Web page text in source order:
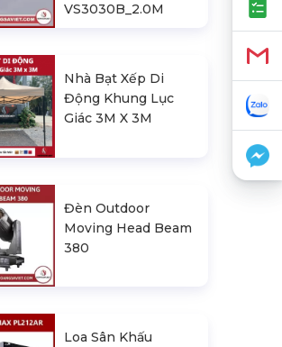
VS3030B_2.0M
Nhà Bạt Xếp Di
Động Khung Lục
Giác 3M X 3M
Đèn Outdoor
Moving Head Beam
380
Loa Sân Khấu